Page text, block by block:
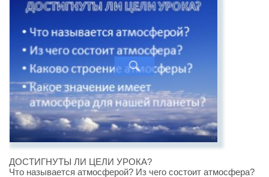
ДОСТИГНУТЫ ЛИ ЦЕЛИ УРОКА?
Что называется атмосферой? Из чего состоит атмосфера?